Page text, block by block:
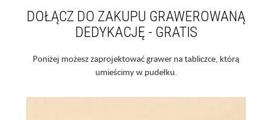
DOŁĄCZ DO ZAKUPU GRAWEROWANĄ
DEDYKACJĘ - GRATIS
Poniżej możesz zaprojektować grawer na tabliczce, którą
umieścimy w pudełku.